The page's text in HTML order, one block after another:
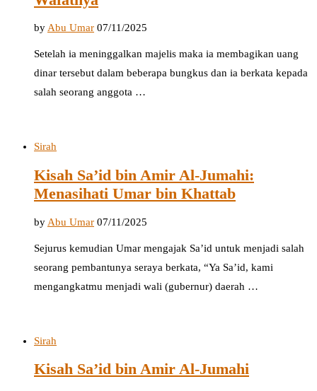
byAbu Umar 07/11/2025
Setelah ia meninggalkan majelis maka ia membagikan uang
dinar tersebut dalam beberapa bungkus dan ia berkata kepada
salah seorang anggota …
Sirah
Kisah Sa’id bin Amir Al-Jumahi:
Menasihati Umar bin Khattab
by Abu Umar 07/11/2025
Sejurus kemudian Umar mengajak Sa’id untuk menjadi salah
seorang pembantunya seraya berkata, “Ya Sa’id, kami
mengangkatmu menjadi wali (gubernur) daerah …
Sirah
Kisah Sa’id bin Amir Al-Jumahi